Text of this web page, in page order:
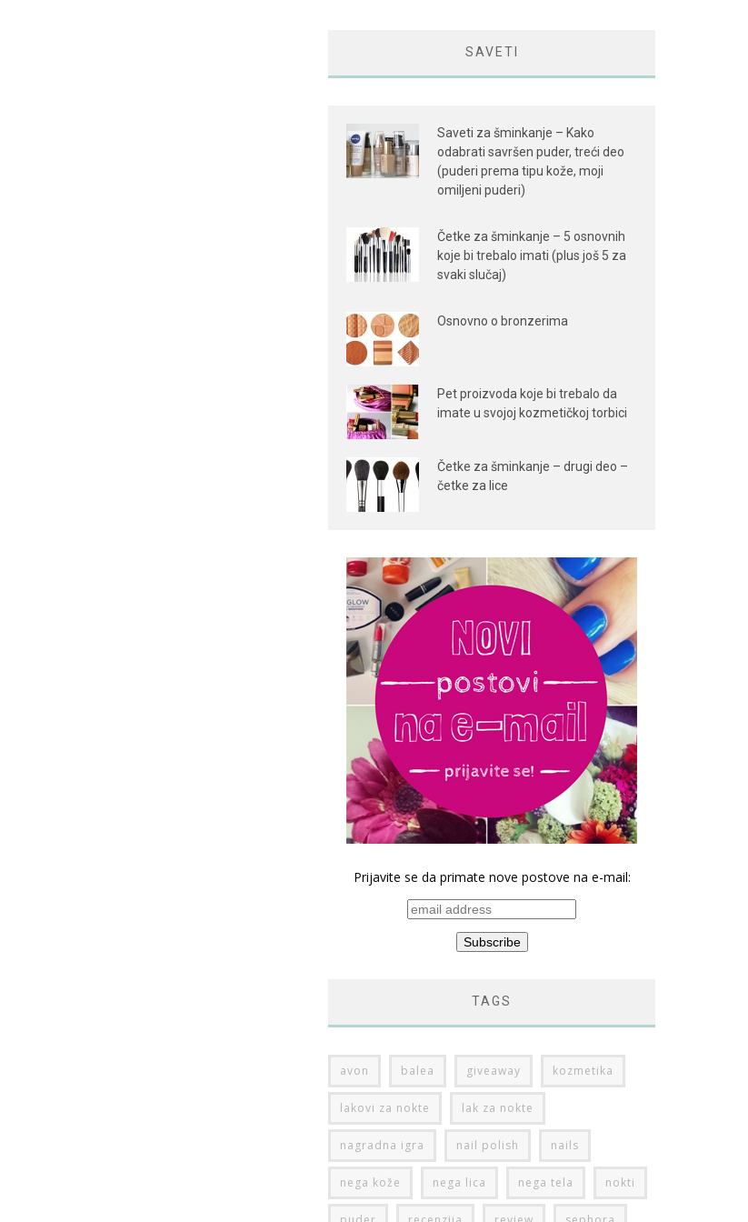
SAVETI
Saveti za šminkanje – Kako
odabrati savršen puder, treći deo
(puderi prema tipu kože, moji
omiljeni puderi)
Četke za šminkanje – 5 osnovnih
koje bi trebalo imati (plus još 5 za
svaki slučaj)
Osnovno o bronzerima
Pet proizvoda koje bi trebalo da
imate u svojoj kozmetičkoj torbici
Četke za šminkanje – drugi deo –
četke za lice
Prijavite se da primate nove postove na e-mail:
TAGS
avon balea giveaway kozmetika
lakovi za nokte lak za nokte
nagradna igra nail polish nails
nega kože nega lica nega tela nokti